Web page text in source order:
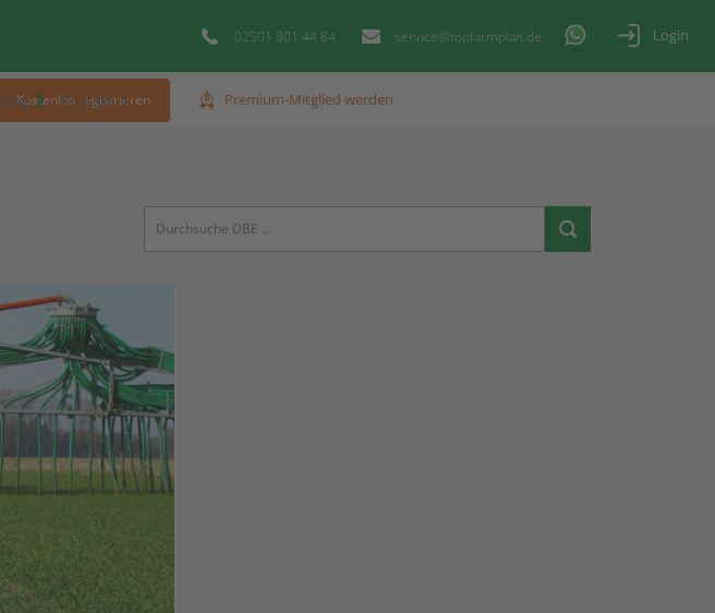
02501 801 44 84 service@topfarmplan.de Login
Blog Kontakt
Kostenlos registrieren Premium-Mitglied werden